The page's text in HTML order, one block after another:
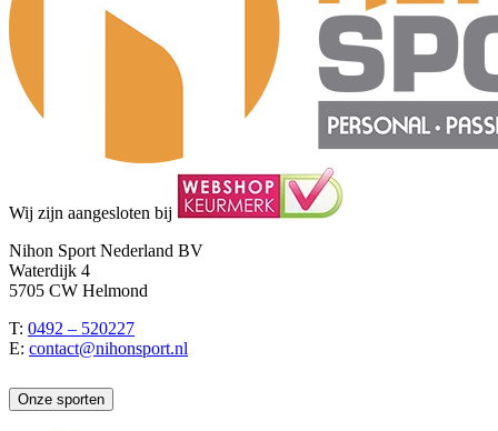
Wij zijn aangesloten bij
Nihon Sport Nederland BV
Waterdijk 4
5705 CW Helmond
T: 0492 – 520227
E: contact@nihonsport.nl
Onze sporten